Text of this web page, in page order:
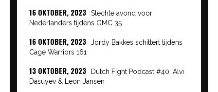
16 OKTOBER, 2023
Slechte avond voor
Nederlanders tijdens GMC 35
16 OKTOBER, 2023
Jordy Bakkes schittert tijdens
Cage Warriors 161
13 OKTOBER, 2023
Dutch Fight Podcast #40: Alvi
Dasuyev & Leon Jansen